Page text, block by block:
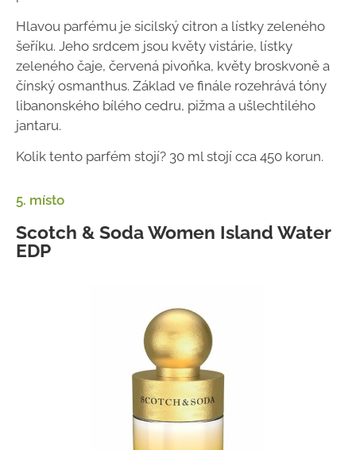
Hlavou parfému je sicilský citron a lístky zeleného
šeříku. Jeho srdcem jsou květy vistárie, lístky
zeleného čaje, červená pivoňka, květy broskvoně a
čínský osmanthus. Základ ve finále rozehrává tóny
libanonského bílého cedru, pižma a ušlechtilého
jantaru.
Kolik tento parfém stojí? 30 ml stojí cca 450 korun.
5. místo
Scotch & Soda Women Island Water
EDP